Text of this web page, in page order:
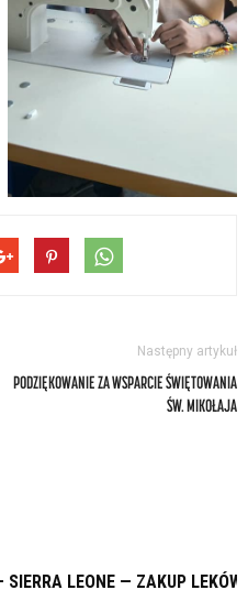
Następny artykuł
PODZIĘKOWANIE ZA WSPARCIE ŚWIĘTOWANIA
ŚW. MIKOŁAJA
LEONE — ZAKUP LEKÓW